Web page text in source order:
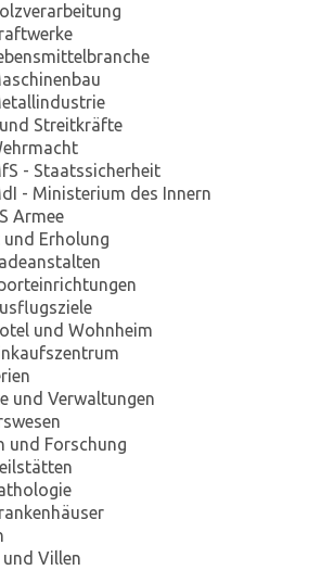
Streitkräfte
- Staatssicherheit
- Ministerium des Innern
Armee
und Erholung
und Wohnheim
und Verwaltungen
und Forschung
und Villen